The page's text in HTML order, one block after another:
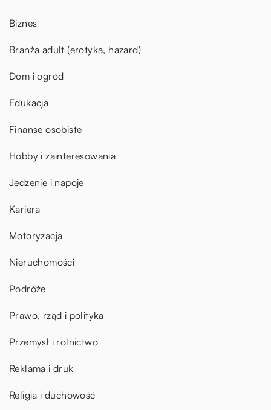
Biznes
Branża adult (erotyka, hazard)
Dom i ogród
Edukacja
Finanse osobiste
Hobby i zainteresowania
Jedzenie i napoje
Kariera
Motoryzacja
Nieruchomości
Podróże
Prawo, rząd i polityka
Przemysł i rolnictwo
Reklama i druk
Religia i duchowość